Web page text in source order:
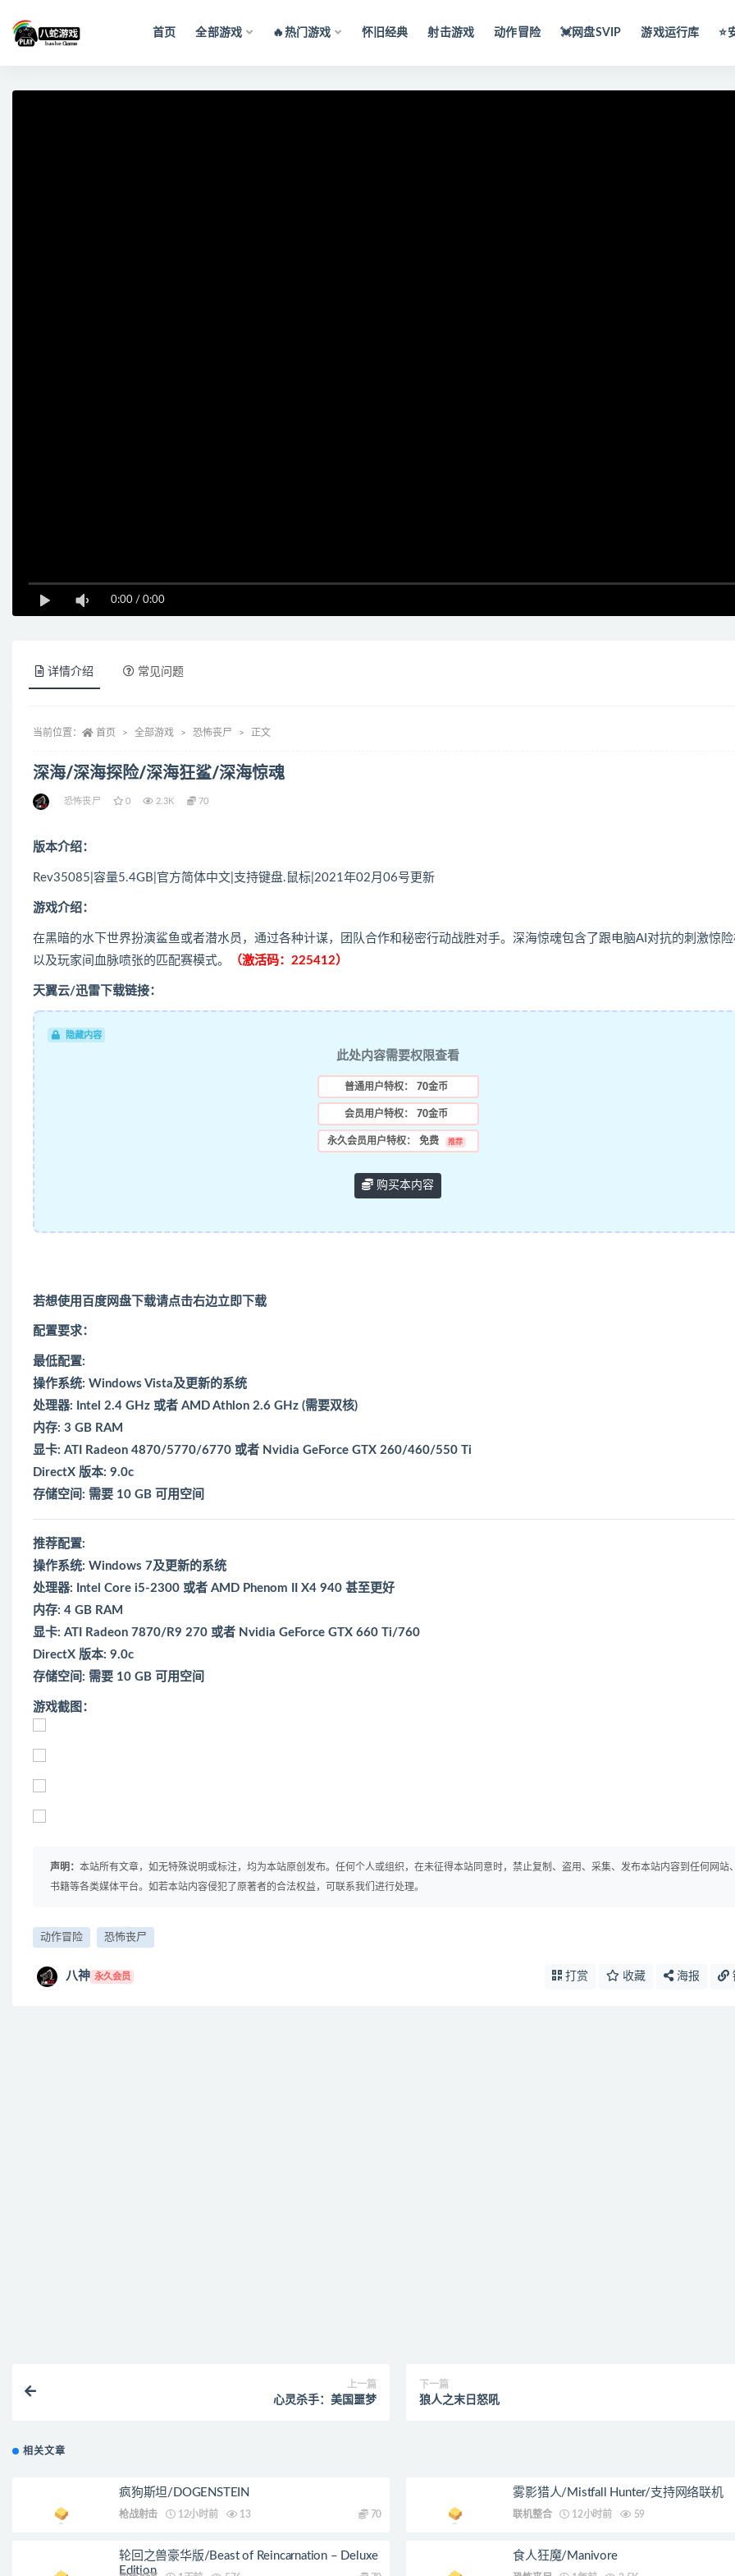
首页 全部游戏 🔥热门游戏 怀旧经典 射击游戏 动作冒险 💓网盘SVIP 游戏运行库 ⭐️
0:00 / 0:00
详情介绍 常见问题
当前位置： 首页 全部游戏 恐怖丧尸 正文
深海/深海探险/深海狂鲨/深海惊魂
恐怖丧尸 0 2.3K 70
版本介绍：
Rev35085|容量5.4GB|官方简体中文|支持键盘.鼠标|2021年02月06号更新
游戏介绍：
在黑暗的水下世界扮演鲨鱼或者潜水员，通过各种计谋，团队合作和秘密行动战胜对手。深海惊魂包含了跟电脑AI对抗的刺激惊
以及玩家间血脉喷张的匹配赛模式。
（激活码：225412）
天翼云/迅雷下载链接：
隐藏内容
此处内容需要权限查看
普通用户特权： 70金币
会员用户特权： 70金币
永久会员用户特权： 免费 推荐
购买本内容
若想使用百度网盘下载请点击右边立即下载
配置要求：
最低配置:
操作系统: Windows Vista及更新的系统
处理器: Intel 2.4 GHz 或者 AMD Athlon 2.6 GHz (需要双核)
内存: 3 GB RAM
显卡: ATI Radeon 4870/5770/6770 或者 Nvidia GeForce GTX 260/460/550 Ti
DirectX 版本: 9.0c
存储空间: 需要 10 GB 可用空间
推荐配置:
操作系统: Windows 7及更新的系统
处理器: Intel Core i5-2300 或者 AMD Phenom II X4 940 甚至更好
内存: 4 GB RAM
显卡: ATI Radeon 7870/R9 270 或者 Nvidia GeForce GTX 660 Ti/760
DirectX 版本: 9.0c
存储空间: 需要 10 GB 可用空间
游戏截图：
声明： 本站所有文章，如无特殊说明或标注，均为本站原创发布。任何个人或组织，在未征得本站同意时，禁止复制、盗用、采集、发布本站内容到任何网站
书籍等各类媒体平台。如若本站内容侵犯了原著者的合法权益，可联系我们进行处理。
动作冒险 恐怖丧尸
八神 永久会员 打赏 收藏 海报
上一篇
心灵杀手：美国噩梦
下一篇
狼人之末日怒吼
相关文章
疯狗斯坦/DOGENSTEIN
枪战射击 12小时前 13 70
雾影猎人/Mistfall Hunter/支持网络联机
联机整合 12小时前 59
轮回之兽豪华版/Beast of Reincarnation – Deluxe
Edition
食人狂魔/Manivore